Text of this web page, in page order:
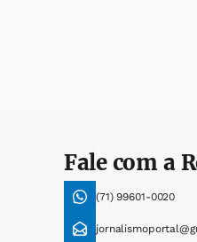
Fale com a
(71) 99601-0020